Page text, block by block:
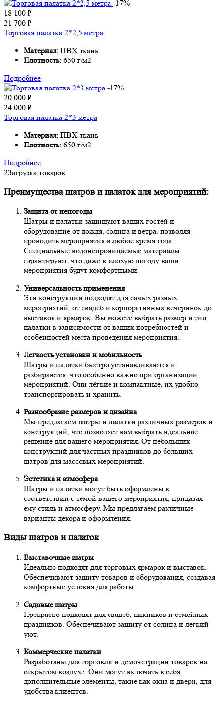
-17%
18 100 ₽
21 700 ₽
Торговая палатка 2*2,5 метра
Материал: ПВХ ткань
Плотность: 650 г/м2
Подробнее
-17%
20 000 ₽
24 000 ₽
Торговая палатка 2*3 метра
Материал: ПВХ ткань
Плотность: 650 г/м2
Подробнее
2Загрузка товаров...
Преимущества шатров и палаток для мероприятий:
Защита от непогоды
Шатры и палатки защищают ваших гостей и
оборудование от дождя, солнца и ветра, позволяя
проводить мероприятия в любое время года.
Специальные водонепроницаемые материалы
гарантируют, что даже в плохую погоду ваши
мероприятия будут комфортными.
Универсальность применения
Эти конструкции подходят для самых разных
мероприятий: от свадеб и корпоративных вечеринок до
выставок и ярмарок. Вы можете выбрать размер и тип
палатки в зависимости от ваших потребностей и
особенностей места проведения мероприятия.
Легкость установки и мобильность
Шатры и палатки быстро устанавливаются и
разбираются, что особенно важно при организации
мероприятий. Они лёгкие и компактные, их удобно
транспортировать и хранить.
Разнообразие размеров и дизайна
Мы предлагаем шатры и палатки различных размеров и
конструкций, что позволяет вам выбрать идеальное
решение для вашего мероприятия. От небольших
конструкций для частных праздников до больших
шатров для массовых мероприятий.
Эстетика и атмосфера
Шатры и палатки могут быть оформлены в
соответствии с темой вашего мероприятия, придавая
ему стиль и атмосферу. Мы предлагаем различные
варианты декора и оформления.
Виды шатров и палаток
Выставочные шатры
Идеально подходят для торговых ярмарок и выставок.
Обеспечивают защиту товаров и оборудования, создавая
комфортные условия для работы.
Садовые шатры
Прекрасно подходят для свадеб, пикников и семейных
праздников. Обеспечивают защиту от солнца и легкий
уют.
Коммерческие палатки
Разработаны для торговли и демонстрации товаров на
открытом воздухе. Они могут включать в себя
дополнительные элементы, такие как окна и двери, для
удобства клиентов.